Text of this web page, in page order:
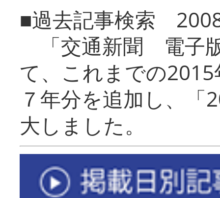
■過去記事検索
「交通新聞 電子
て、これまでの
７年分を追加し、「
大しまし